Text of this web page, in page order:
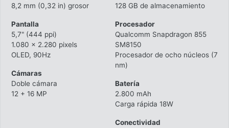
8,2 mm (0,32 in) grosor
Pantalla
5,7" (444 ppi)
1.080 x 2.280 pixels
OLED, 90Hz
Cámaras
Doble cámara
12 + 16 MP
128 GB de almacenamiento
Procesador
Qualcomm Snapdragon 855
SM8150
Procesador de ocho núcleos (7
nm)
Batería
2.800 mAh
Carga rápida 18W
Conectividad